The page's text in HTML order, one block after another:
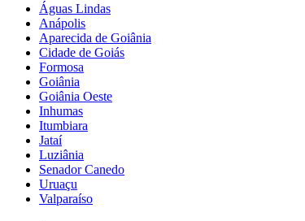
Águas Lindas
Anápolis
Aparecida de Goiânia
Cidade de Goiás
Formosa
Goiânia
Goiânia Oeste
Inhumas
Itumbiara
Jataí
Luziânia
Senador Canedo
Uruaçu
Valparaíso